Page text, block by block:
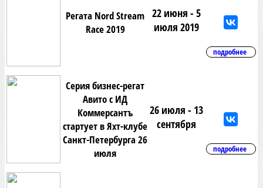
Регата Nord Stream
Race 2019
22 июня - 5
июля 2019
подробнее
Серия бизнес-регат
Авито с ИД
Коммерсантъ
стартует в Яхт-клубе
Санкт-Петербурга 26
июля
26 июля - 13
сентября
подробнее